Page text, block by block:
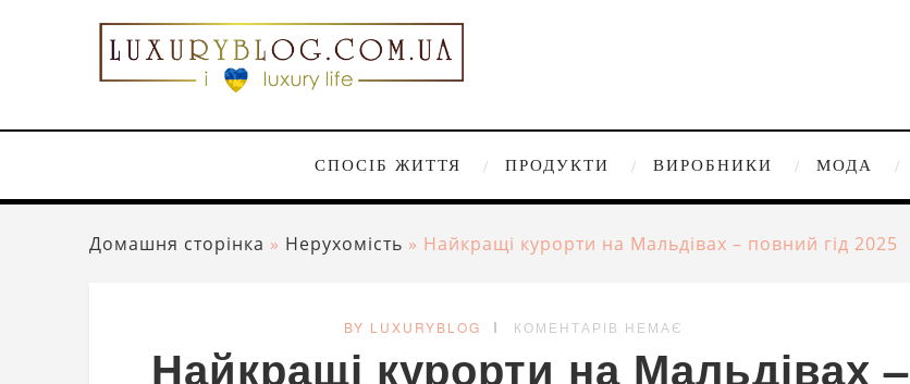
СПОСІБ ЖИТТЯ ПРОДУКТИ ВИРОБНИКИ МОДА
Домашня сторінка » Нерухомість » Найкращі курорти на Мальдівах – повний гід 2025
BY LUXURYBLOG КОМЕНТАРІВ НЕМАЄ
Найкращі курорти на Мальдівах –